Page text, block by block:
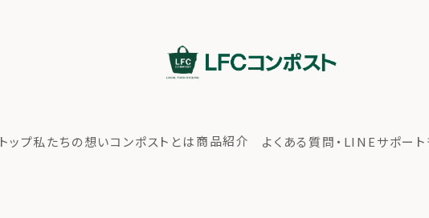
トップ私たちの想いコンポストとは商品紹介 よくある質問・LINEサポート